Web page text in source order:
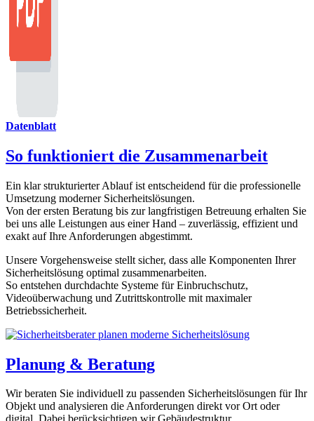
Datenblatt
So funktioniert die Zusammenarbeit
Ein klar strukturierter Ablauf ist entscheidend für die professionelle
Umsetzung moderner Sicherheitslösungen.
Von der ersten Beratung bis zur langfristigen Betreuung erhalten Sie
bei uns alle Leistungen aus einer Hand – zuverlässig, effizient und
exakt auf Ihre Anforderungen abgestimmt.
Unsere Vorgehensweise stellt sicher, dass alle Komponenten Ihrer
Sicherheitslösung optimal zusammenarbeiten.
So entstehen durchdachte Systeme für Einbruchschutz,
Videoüberwachung und Zutrittskontrolle mit maximaler
Betriebssicherheit.
Planung & Beratung
Wir beraten Sie individuell zu passenden Sicherheitslösungen für Ihr
Objekt und analysieren die Anforderungen direkt vor Ort oder